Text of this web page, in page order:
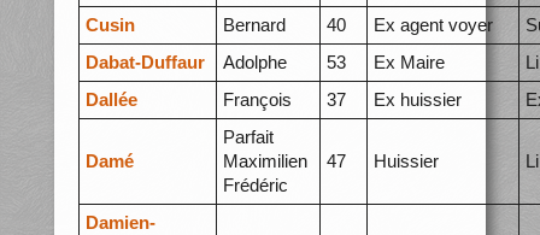
Cusin
Bernard 40 Ex agent voyer
Dabat-Duffaur
Adolphe 53 Ex Maire
Dallée
François 37 Ex huissier
Damé
Parfait
Maximilien
Frédéric
47 Huissier
Damien-